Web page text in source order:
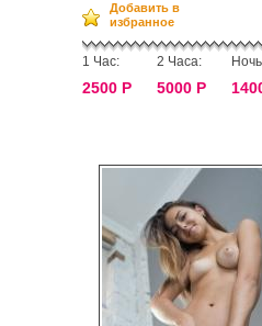
Добавить в
избранное
1 Час:
2500 Р
2 Часа:
5000 Р